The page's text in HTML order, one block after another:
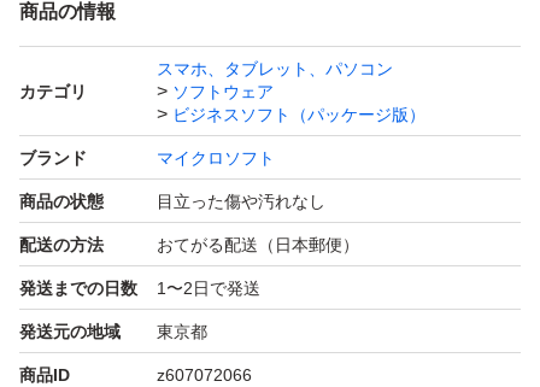
商品の情報
カテゴリ
スマホ、タブレット、パソコン
ソフトウェア
ビジネスソフト（パッケージ版）
ブランド マイクロソフト
商品の状態 目立った傷や汚れなし
配送の方法 おてがる配送（日本郵便）
発送までの日数 1〜2日で発送
発送元の地域 東京都
商品ID z607072066